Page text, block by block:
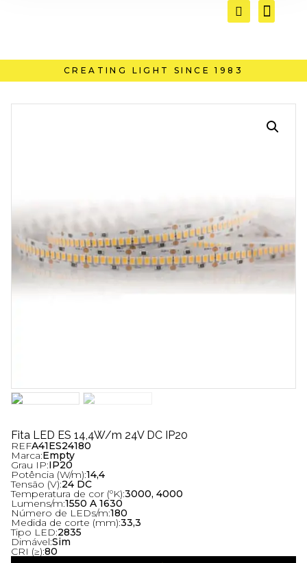
CREATING LIGHT SINCE 1983
Fita LED ES 14,4W/m 24V DC IP20
REFA41ES24180
Marca:Empty
Grau IP:IP20
Potência (W/m):14,4
Tensão (V):24 DC
Temperatura de cor (ºK):3000, 4000
Lumens/m:1550 A 1630
Número de LEDs/m:180
Medida de corte (mm):33,3
Tipo LED:2835
Dimável:Sim
CRI (≥):80